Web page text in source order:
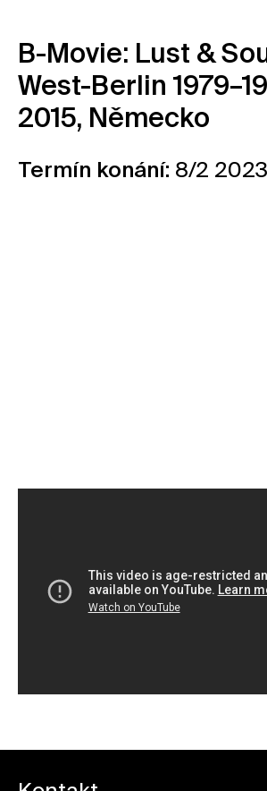
Novinky
Pro média
Pronájem prostor
B-Movie: Lust &
West-Berlin
2015, Německo
Termín konání: 8/2